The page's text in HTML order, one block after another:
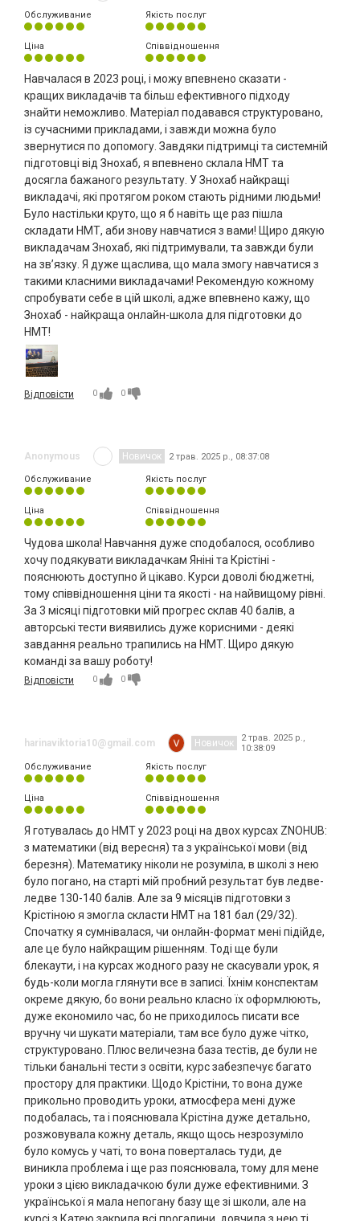
Обслуживание Якість послуг
Ціна Співвідношення
Навчалася в 2023 році, і можу впевнено сказати -
кращих викладачів та більш ефективного підходу
знайти неможливо. Матеріал подавався структуровано,
із сучасними прикладами, і завжди можна було
звернутися по допомогу. Завдяки підтримці та системній
підготовці від Знохаб, я впевнено склала НМТ та
досягла бажаного результату. У Знохаб найкращі
викладачі, які протягом роком стають рідними людьми!
Було настільки круто, що я б навіть ще раз пішла
складати НМТ, аби знову навчатися з вами! Щиро дякую
викладачам Знохаб, які підтримували, та завжди були
на звʼязку. Я дуже щаслива, що мала змогу навчатися з
такими класними викладачами! Рекомендую кожному
спробувати себе в цій школі, адже впевнено кажу, що
Знохаб - найкраща онлайн-школа для підготовки до
НМТ!
Відповісти 0 0
Anonymous Новичок 2 трав. 2025 р., 08:37:08
Обслуживание Якість послуг
Ціна Співвідношення
Чудова школа! Навчання дуже сподобалося, особливо
хочу подякувати викладачкам Яніні та Крістіні -
пояснюють доступно й цікаво. Курси доволі бюджетні,
тому співвідношення ціни та якості - на найвищому рівні.
За 3 місяці підготовки мій прогрес склав 40 балів, а
авторські тести виявились дуже корисними - деякі
завдання реально трапились на НМТ. Щиро дякую
команді за вашу роботу!
Відповісти 0 0
harinaviktoria10@gmail.com Новичок
2 трав. 2025 р.,
10:38:09
Обслуживание
Якість послуг
Ціна Співвідношення
Я готувалась до НМТ у 2023 році на двох курсах ZNOHUB:
з математики (від вересня) та з української мови (від
березня). Математику ніколи не розуміла, в школі з нею
було погано, на старті мій пробний результат був ледве-
ледве 130-140 балів. Але за 9 місяців підготовки з
Крістіною я змогла скласти НМТ на 181 бал (29/32).
Спочатку я сумнівалася, чи онлайн-формат мені підійде,
але це було найкращим рішенням. Тоді ще були
блекаути, і на курсах жодного разу не скасували урок, я
будь-коли могла глянути все в записі. Їхнім конспектам
окреме дякую, бо вони реально класно їх оформлюють,
дуже економило час, бо не приходилось писати все
вручну чи шукати матеріали, там все було дуже чітко,
структуровано. Плюс величезна база тестів, де були не
тільки банальні тести з освіти, курс забезпечує багато
простору для практики. Щодо Крістіни, то вона дуже
прикольно проводить уроки, атмосфера мені дуже
подобалась, та і пояснювала Крістіна дуже детально,
розжовувала кожну деталь, якщо щось незрозуміло
було комусь у чаті, то вона поверталась туди, де
виникла проблема і ще раз пояснювала, тому для мене
уроки з цією викладачкою були дуже ефективними. З
української я мала непогану базу ще зі школи, але на